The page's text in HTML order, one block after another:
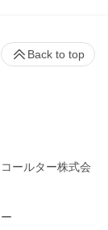
ールター株式会
Back to top